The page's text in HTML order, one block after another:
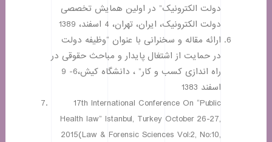
دولت الکترونیک” در اولین همایش تخصصی
دولت الکترونیک، ایران، تهران، 4 اسفند، 1389
ارائه مقاله و سخنرانی با عنوان “وظیفه دولت
در حمایت از اشتغال پایدار و مباحث حقوقی در
راه اندازی کسب و کار” ، دانشگاه کیش،6- 9
اسفند 1383
17th International Conference On “Public
Health law” Istanbul, Turkey October 26-27,
2015(Law & Forensic Sciences Vol:2, No:10,